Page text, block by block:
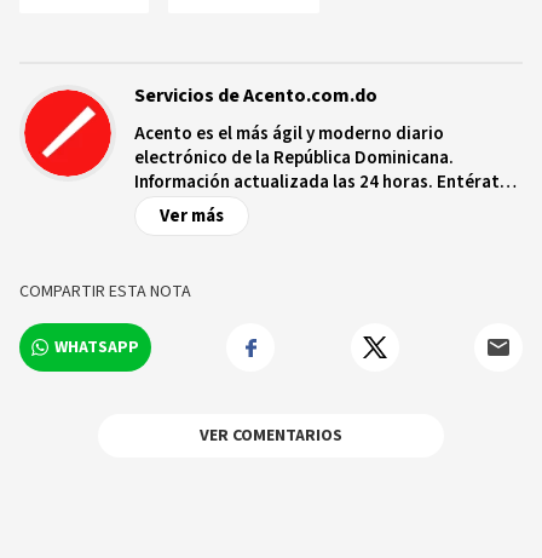
Servicios de Acento.com.do
Acento es el más ágil y moderno diario
electrónico de la República Dominicana.
Información actualizada las 24 horas. Entérate
de las noticias y sucesos más importantes a
nivel nacional e internacional, videos y fotos
Ver más
COMPARTIR ESTA NOTA
WHATSAPP
VER COMENTARIOS